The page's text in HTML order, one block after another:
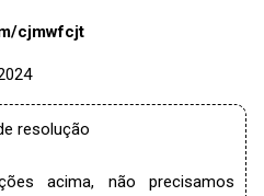
cjmwfcjt
resolução
acima, não precisamos